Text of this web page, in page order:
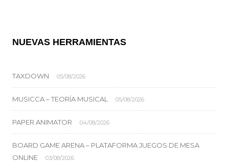
NUEVAS HERRAMIENTAS
TAXDOWN 05/08/2026
MUSICCA – TEORÍA MUSICAL 05/08/2026
PAPER ANIMATOR 04/08/2026
BOARD GAME ARENA – PLATAFORMA JUEGOS DE MESA
ONLINE
03/08/2026